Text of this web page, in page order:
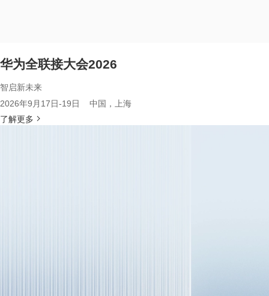
华为全联接大会2026
智启新未来
2026年9月17日-19日 中国，上海
了解更多